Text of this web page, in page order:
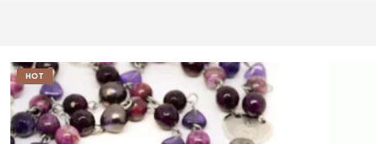
HOT